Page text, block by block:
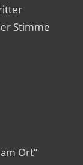
Stimme
Ort“